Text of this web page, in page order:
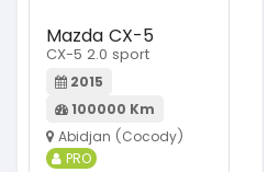
Mazda CX-5
CX-5 2.0 sport
2015
100000 Km
Abidjan (Cocody)
PRO